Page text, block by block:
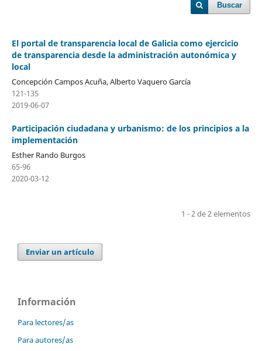
Buscar
El portal de transparencia local de Galicia como ejercicio
de transparencia desde la administración autonómica y
local
Concepción Campos Acuña, Alberto Vaquero García
121-135
2019-06-07
Participación ciudadana y urbanismo: de los principios a la
implementación
Esther Rando Burgos
65-96
2020-03-12
1 - 2 de 2 elementos
Enviar un artículo
Información
Para lectores/as
Para autores/as